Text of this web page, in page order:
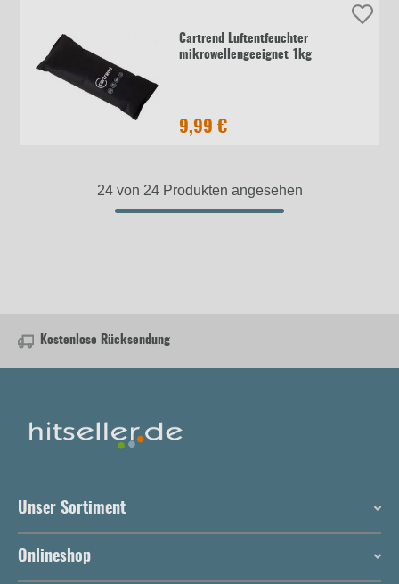
Cartrend Luftentfeuchter
mikrowellengeeignet 1kg
9,99 €
24 von 24 Produkten angesehen
Kostenlose Rücksendung
Unser Sortiment
Onlineshop